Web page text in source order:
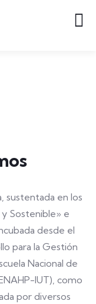
sustentada en los
Sostenible» e
desde el
para la Gestión
Nacional de
IUT), como
por diversos